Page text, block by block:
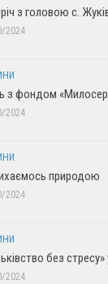
з головою с.
2024
з фондом
2024
природою
2024
без
2024